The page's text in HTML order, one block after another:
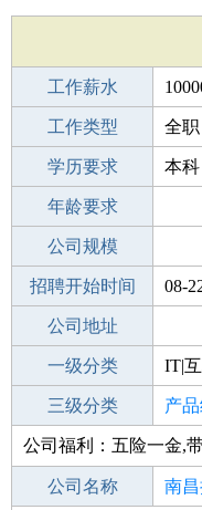
工作薪水
招聘人数 若干
工作类型 全职
性别要求 -
学历要求 本科
工作经验
年龄要求
工作地点
公司规模
公司电话
招聘开始时间 08-
招聘结束时间
公司地址
一级分类 IT|
二级分类 产
三级分类 产
其他行业
公司福利：五险一金,
公司名称 南